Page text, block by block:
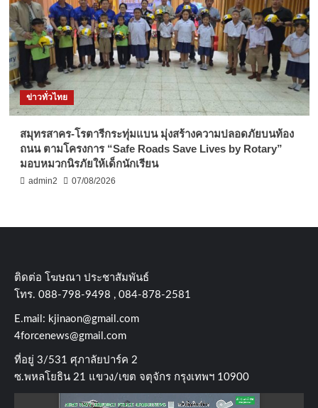
ข่าวทั่วไทย
สมุทรสาคร-โรตารีกระทุ่มแบน มุ่งสร้างความปลอดภัยบนท้อง
ถนน ตามโครงการ “Safe Roads Save Lives by Rotary”
มอบหมวกนิรภัยให้เด็กนักเรียน
admin2 07/08/2026
ติดต่อ​ โฆษณา​ ประชาสัมพันธ์
โทร​. 088-798-9498 , 084-878-2581
E.mail: kjinaon@gmail.com
4forcenews@gmail.com
ที่อยู่​ 3/531​ ศุภาลัยปาร์ค​ 2
ซ.พหลโยธิน​ 21​ แขวง/เขต​ จตุจักร​ กรุงเทพฯ 10900